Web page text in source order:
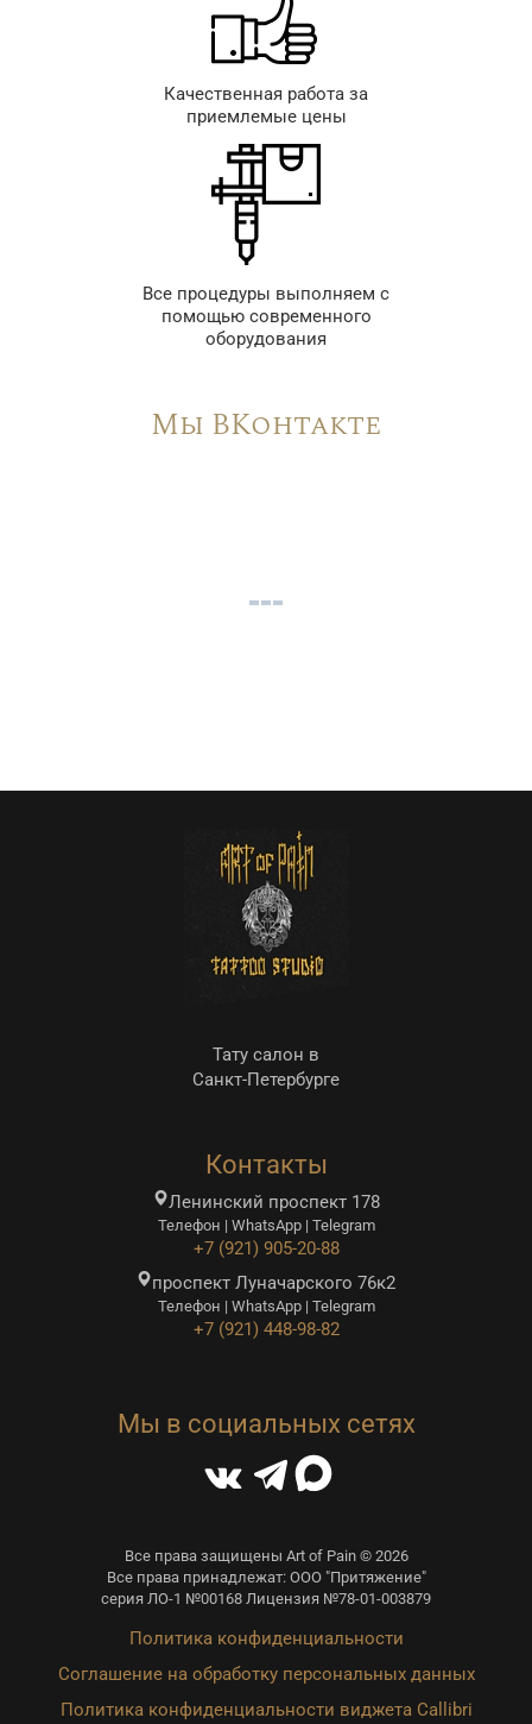
Качественная работа за
приемлемые цены
Все процедуры выполняем с
помощью современного
оборудования
Мы ВКонтакте
Тату салон в
Санкт-Петербурге
Контакты
Ленинский проспект 178
Телефон | WhatsApp | Telegram
+7 (921) 905-20-88
проспект Луначарского 76к2
Телефон | WhatsApp | Telegram
+7 (921) 448-98-82
Мы в социальных сетях
Все права защищены Art of Pain © 2026
Все права принадлежат: ООО "Притяжение"
серия ЛО-1 №00168 Лицензия №78-01-003879
Политика конфиденциальности
Соглашение на обработку персональных данных
Политика конфиденциальности виджета Callibri